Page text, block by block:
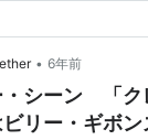
• 6年前
・シーン 「ク
リー・ギボン